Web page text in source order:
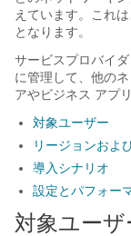
えています。これ
となります。
サービスプロバイ
に管理して、他の
アやビジネス アプ
対象ユーザー
リージョンおよ
導入シナリオ
設定とパフォー
対象ユーザ